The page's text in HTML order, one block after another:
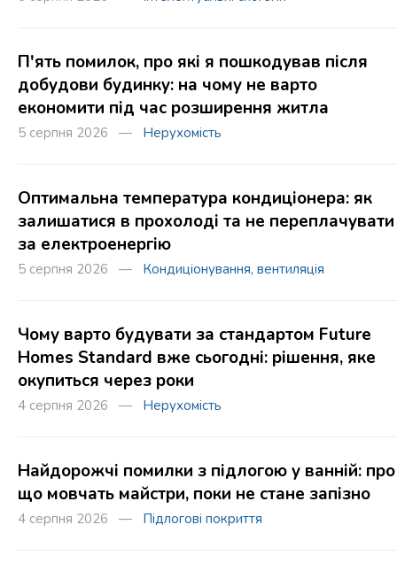
П'ять помилок, про які я пошкодував після
добудови будинку: на чому не варто
економити під час розширення житла
5 серпня 2026 — Нерухомість
Оптимальна температура кондиціонера: як
залишатися в прохолоді та не переплачувати
за електроенергію
5 серпня 2026 — Кондиціонування, вентиляція
Чому варто будувати за стандартом Future
Homes Standard вже сьогодні: рішення, яке
окупиться через роки
4 серпня 2026 — Нерухомість
Найдорожчі помилки з підлогою у ванній: про
що мовчать майстри, поки не стане запізно
4 серпня 2026 — Підлогові покриття